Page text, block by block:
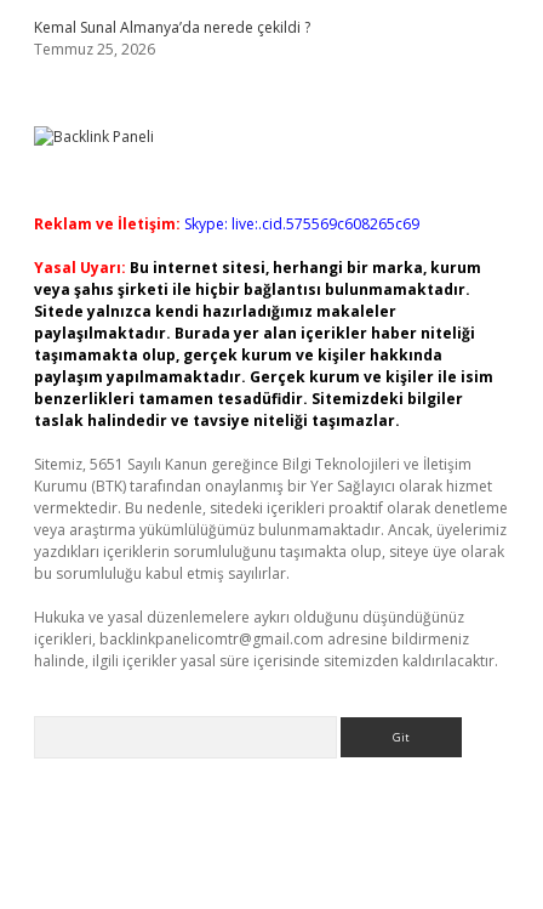
Kemal Sunal Almanya’da nerede çekildi ?
Temmuz 25, 2026
Reklam ve İletişim: Skype: live:.cid.575569c608265c69
Yasal Uyarı: Bu internet sitesi, herhangi bir marka, kurum
veya şahıs şirketi ile hiçbir bağlantısı bulunmamaktadır.
Sitede yalnızca kendi hazırladığımız makaleler
paylaşılmaktadır. Burada yer alan içerikler haber niteliği
taşımamakta olup, gerçek kurum ve kişiler hakkında
paylaşım yapılmamaktadır. Gerçek kurum ve kişiler ile isim
benzerlikleri tamamen tesadüfidir. Sitemizdeki bilgiler
taslak halindedir ve tavsiye niteliği taşımazlar.
Sitemiz, 5651 Sayılı Kanun gereğince Bilgi Teknolojileri ve İletişim
Kurumu (BTK) tarafından onaylanmış bir Yer Sağlayıcı olarak hizmet
vermektedir. Bu nedenle, sitedeki içerikleri proaktif olarak denetleme
veya araştırma yükümlülüğümüz bulunmamaktadır. Ancak, üyelerimiz
yazdıkları içeriklerin sorumluluğunu taşımakta olup, siteye üye olarak
bu sorumluluğu kabul etmiş sayılırlar.
Hukuka ve yasal düzenlemelere aykırı olduğunu düşündüğünüz
içerikleri, backlinkpanelicomtr@gmail.com adresine bildirmeniz
halinde, ilgili içerikler yasal süre içerisinde sitemizden kaldırılacaktır.